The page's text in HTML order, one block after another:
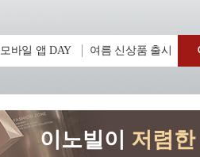
모바일 앱 DAY 여름 신상품 출시
이노빌이 저렴